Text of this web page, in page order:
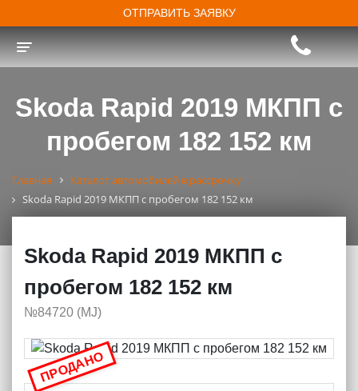
ОТПРАВИТЬ ЗАЯВКУ
Skoda Rapid 2019 МКПП с
пробегом 182 152 км
Главная
Каталог автомобилей в рассрочку
Skoda Rapid 2019 МКПП с пробегом 182 152 км
Skoda Rapid 2019 МКПП с
пробегом 182 152 км
№84720 (МJ)
ПРОДАНО